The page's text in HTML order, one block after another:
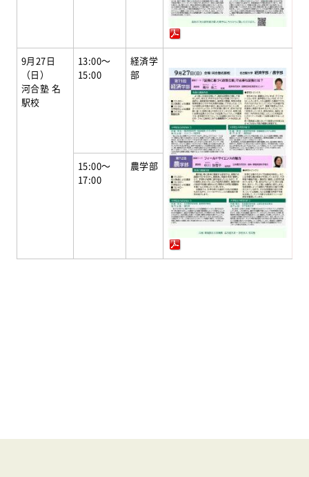
9月27日
（日）
河合塾 名
駅校
13:00～
15:00
経済学
部
15:00～
17:00
農学部